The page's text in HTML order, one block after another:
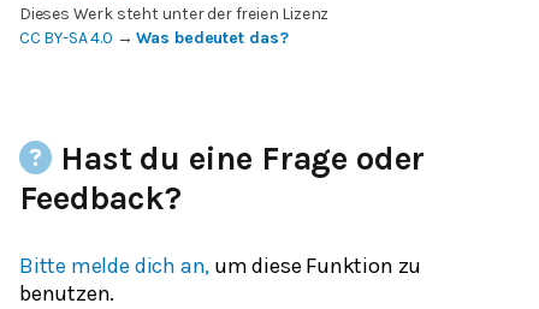
Dieses Werk steht unter der freien Lizenz
CC BY-SA 4.0 →Was bedeutet das?
Hast du eine Frage oder
Feedback?
Bitte melde dich an, um diese Funktion zu
benutzen.